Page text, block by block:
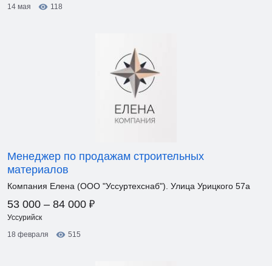
14 мая
118
Менеджер по продажам строительных
материалов
Компания Елена (ООО "Уссуртехснаб"). Улица Урицкого 57а
53 000 – 84 000 ₽
Уссурийск
18 февраля
515